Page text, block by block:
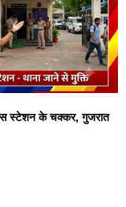
स्टेशन के चक्कर, गुजरात